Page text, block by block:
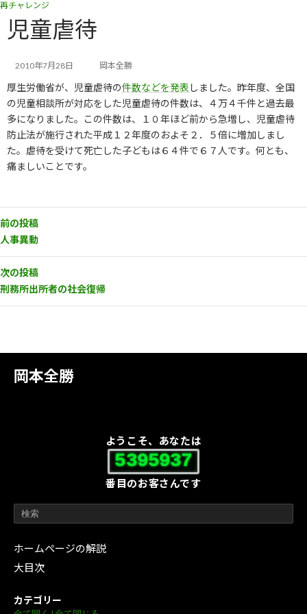
コ
ス
キ
ッ
プ
ナ
ン
に
移
動
岡本全勝
ようこそ、あなたは
5395937
番目のお客さんです
ホームページの解説
大目次
カテゴリー
再チャレンジ
児童虐待
2010年7月28日 岡本全勝
厚生労働省が、児童虐待の件数などを発表 しました。昨年度、全国
の児童相談所が対応をした児童虐待の件数は、４万４千件と過去最
多になりました。この件数は、１０年ほど前から急増し、児童虐待
防止法が施行された平成１２年度のおよそ２．５倍に増加しまし
た。虐待を受けて死亡した子どもは６４件で６７人です。何とも、
痛ましいことです。
前の投稿
人事異動
次の投稿
刑務所出所者の社会復帰